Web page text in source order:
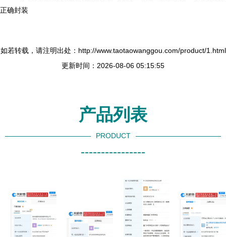
正确封装
如若转载，请注明出处：http://www.taotaowanggou.com/product/1.html
更新时间：2026-08-06 05:15:55
产品列表
PRODUCT
----------------